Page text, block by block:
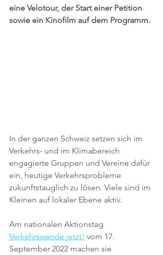
eine Velotour, der Start einer Petition
sowie ein Kinofilm auf dem Programm.
In der ganzen Schweiz setzen sich im
Verkehrs- und im Klimabereich
engagierte Gruppen und Vereine dafür
ein, heutige Verkehrsprobleme
zukunftstauglich zu lösen. Viele sind im
Kleinen auf lokaler Ebene aktiv.
Am nationalen Aktionstag
Verkehrswende jetzt! vom 17.
September 2022 machen sie